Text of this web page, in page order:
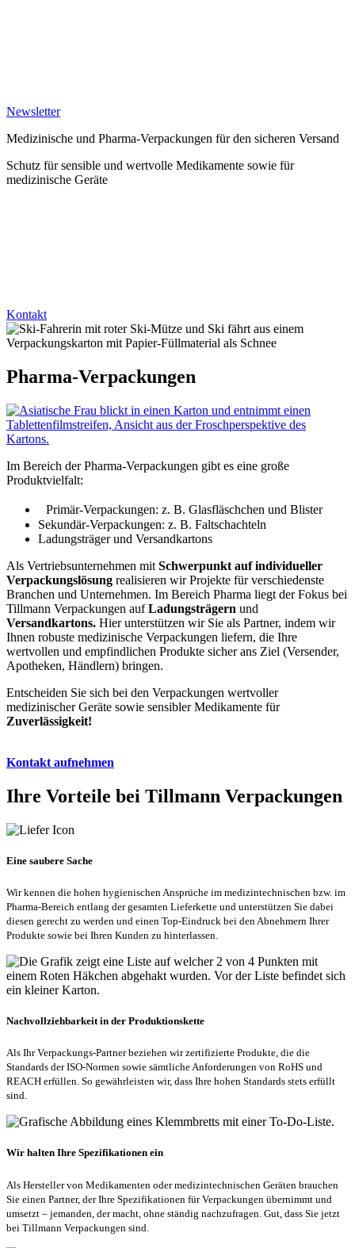
Newsletter
Medizinische und Pharma-Verpackungen für den sicheren Versand
Schutz für sensible und wertvolle Medikamente sowie für
medizinische Geräte
Kontakt
Pharma-Verpackungen
Im Bereich der Pharma-Verpackungen gibt es eine große
Produktvielfalt:
Primär-Verpackungen: z. B. Glasfläschchen und Blister
Sekundär-Verpackungen: z. B. Faltschachteln
Ladungsträger und Versandkartons
Als Vertriebsunternehmen mit Schwerpunkt auf individueller
Verpackungslösung realisieren wir Projekte für verschiedenste
Branchen und Unternehmen. Im Bereich Pharma liegt der Fokus bei
Tillmann Verpackungen aufLadungsträgern und
Versandkartons. Hier unterstützen wir Sie als Partner, indem wir
Ihnen robuste medizinische Verpackungen liefern, die Ihre
wertvollen und empfindlichen Produkte sicher ans Ziel (Versender,
Apotheken, Händlern) bringen.
Entscheiden Sie sich bei den Verpackungen wertvoller
medizinischer Geräte sowie sensibler Medikamente für
Zuverlässigkeit!
Kontakt aufnehmen
Ihre Vorteile bei Tillmann Verpackungen
Eine saubere Sache
Wir kennen die hohen hygienischen Ansprüche im medizintechnischen bzw. im
Pharma-Bereich entlang der gesamten Lieferkette und unterstützen Sie dabei
diesen gerecht zu werden und einen Top-Eindruck bei den Abnehmern Ihrer
Produkte sowie bei Ihren Kunden zu hinterlassen.
Nachvollziehbarkeit in der Produktionskette
Als Ihr Verpackungs-Partner beziehen wir zertifizierte Produkte, die die
Standards der ISO-Normen sowie sämtliche Anforderungen von RoHS und
REACH erfüllen. So gewährleisten wir, dass Ihre hohen Standards stets erfüllt
sind.
Wir halten Ihre Spezifikationen ein
Als Hersteller von Medikamenten oder medizintechnischen Geräten brauchen
Sie einen Partner, der Ihre Spezifikationen für Verpackungen übernimmt und
umsetzt – jemanden, der macht, ohne ständig nachzufragen. Gut, dass Sie jetzt
bei Tillmann Verpackungen sind.